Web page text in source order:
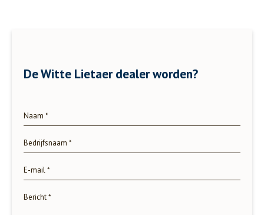
De Witte Lietaerdealer worden?